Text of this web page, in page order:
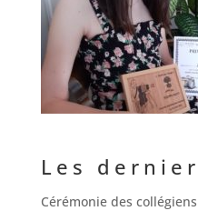
Les
Cérémonie des